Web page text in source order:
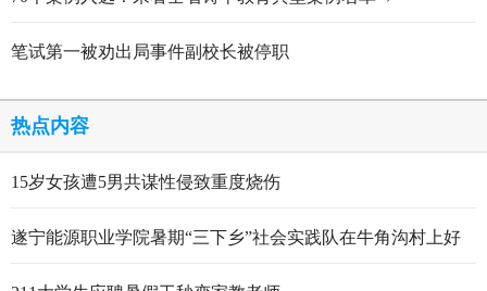
笔试第一被劝出局事件副校长被停职
热点内容
15岁女孩遭5男共谋性侵致重度烧伤
遂宁能源职业学院暑期“三下乡”社会实践队在牛角沟村上好